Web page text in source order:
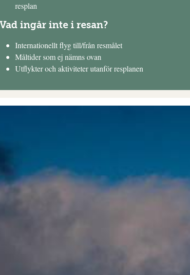
resplan
Vad ingår inte i resan?
Internationellt flyg till/från resmålet
Måltider som ej nämns ovan
Utflykter och aktiviteter utanför resplanen